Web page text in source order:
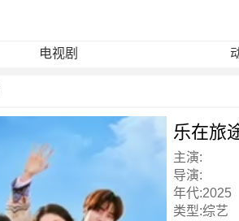
电视剧
乐在旅
主演:
导演:
年代:2025
类型:综艺